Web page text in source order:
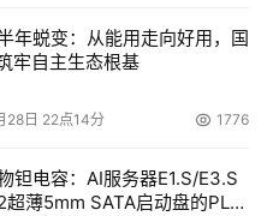
制冷损耗。
在向精确化发展，因此，
划管理软件已成为节能的
出的电源及制冷容量规划管
时检测，避免不必要的供电
年蜕变：从能用走向好用，国
牢自主生态根基
28日 22点14分 1776
钽电容：AI服务器E1.S/E3.S
超薄5mm SATA启动盘的PLP